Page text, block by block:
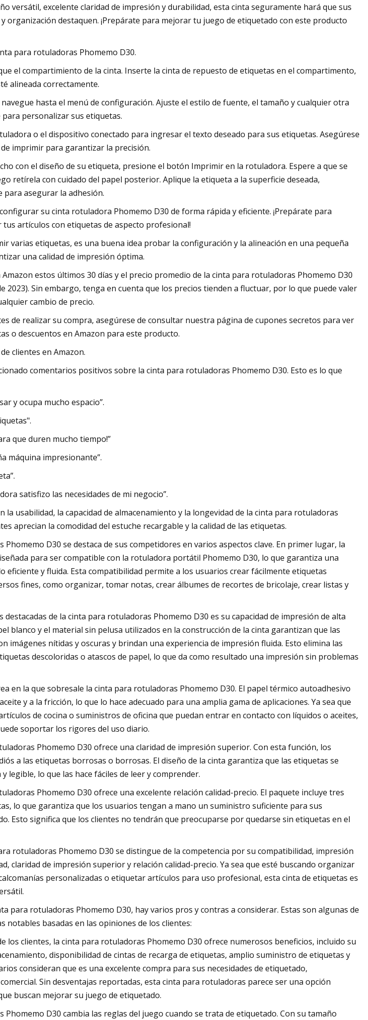
versátil, excelente claridad de impresión y durabilidad, esta cinta seguramente hará que sus
organización destaquen. ¡Prepárate para mejorar tu juego de etiquetado con este producto
para rotuladoras Phomemo D30.
el compartimiento de la cinta. Inserte la cinta de repuesto de etiquetas en el compartimento,
alineada correctamente.
hasta el menú de configuración. Ajuste el estilo de fuente, el tamaño y cualquier otra
personalizar sus etiquetas.
o el dispositivo conectado para ingresar el texto deseado para sus etiquetas. Asegúrese
imprimir para garantizar la precisión.
con el diseño de su etiqueta, presione el botón Imprimir en la rotuladora. Espere a que se
retírela con cuidado del papel posterior. Aplique la etiqueta a la superficie deseada,
asegurar la adhesión.
su cinta rotuladora Phomemo D30 de forma rápida y eficiente. ¡Prepárate para
artículos con etiquetas de aspecto profesional!
varias etiquetas, es una buena idea probar la configuración y la alineación en una pequeña
una calidad de impresión óptima.
estos últimos 30 días y el precio promedio de la cinta para rotuladoras Phomemo D30
2023). Sin embargo, tenga en cuenta que los precios tienden a fluctuar, por lo que puede valer
cambio de precio.
de realizar su compra, asegúrese de consultar nuestra página de cupones secretos para ver
o descuentos en Amazon para este producto.
clientes en Amazon.
comentarios positivos sobre la cinta para rotuladoras Phomemo D30. Esto es lo que
y ocupa mucho espacio”.
que duren mucho tiempo!”
máquina impresionante”.
satisfizo las necesidades de mi negocio”.
la usabilidad, la capacidad de almacenamiento y la longevidad de la cinta para rotuladoras
aprecian la comodidad del estuche recargable y la calidad de las etiquetas.
D30 se destaca de sus competidores en varios aspectos clave. En primer lugar, la
para ser compatible con la rotuladora portátil Phomemo D30, lo que garantiza una
eficiente y fluida. Esta compatibilidad permite a los usuarios crear fácilmente etiquetas
fines, como organizar, tomar notas, crear álbumes de recortes de bricolaje, crear listas y
destacadas de la cinta para rotuladoras Phomemo D30 es su capacidad de impresión de alta
blanco y el material sin pelusa utilizados en la construcción de la cinta garantizan que las
imágenes nítidas y oscuras y brindan una experiencia de impresión fluida. Esto elimina las
descoloridas o atascos de papel, lo que da como resultado una impresión sin problemas
en la que sobresale la cinta para rotuladoras Phomemo D30. El papel térmico autoadhesivo
y a la fricción, lo que lo hace adecuado para una amplia gama de aplicaciones. Ya sea que
de cocina o suministros de oficina que puedan entrar en contacto con líquidos o aceites,
soportar los rigores del uso diario.
Phomemo D30 ofrece una claridad de impresión superior. Con esta función, los
a las etiquetas borrosas o borrosas. El diseño de la cinta garantiza que las etiquetas se
legible, lo que las hace fáciles de leer y comprender.
Phomemo D30 ofrece una excelente relación calidad-precio. El paquete incluye tres
lo que garantiza que los usuarios tengan a mano un suministro suficiente para sus
Esto significa que los clientes no tendrán que preocuparse por quedarse sin etiquetas en el
rotuladoras Phomemo D30 se distingue de la competencia por su compatibilidad, impresión
claridad de impresión superior y relación calidad-precio. Ya sea que esté buscando organizar
personalizadas o etiquetar artículos para uso profesional, esta cinta de etiquetas es
para rotuladoras Phomemo D30, hay varios pros y contras a considerar. Estas son algunas de
notables basadas en las opiniones de los clientes:
los clientes, la cinta para rotuladoras Phomemo D30 ofrece numerosos beneficios, incluido su
disponibilidad de cintas de recarga de etiquetas, amplio suministro de etiquetas y
consideran que es una excelente compra para sus necesidades de etiquetado,
Sin desventajas reportadas, esta cinta para rotuladoras parece ser una opción
buscan mejorar su juego de etiquetado.
Phomemo D30 cambia las reglas del juego cuando se trata de etiquetado. Con su tamaño